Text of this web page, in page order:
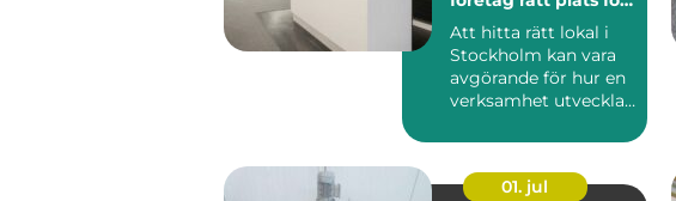
Att hitta rätt lokal i
Stockholm kan vara
avgörande för hur en
verksamhet utvecklas
01. jul